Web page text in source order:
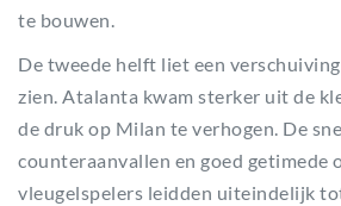
te bouwen.
De tweede helft liet een
zien. Atalanta kwam sterker uit de
de druk op Milan te verhogen. De
counteraanvallen en goed getimede
vleugelspelers leidden uiteindelijk